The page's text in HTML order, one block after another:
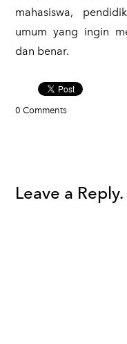
mahasiswa,
umum yang ingin
dan benar.
0 Comments
Leave a Reply.